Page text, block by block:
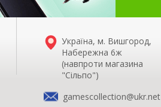
Україна, м. Вишгород,
Набережна 6ж
(навпроти магазина
"Сільпо")
gamescollection@ukr.net